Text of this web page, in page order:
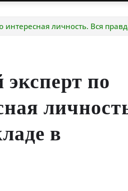
личность. Вся
по
в